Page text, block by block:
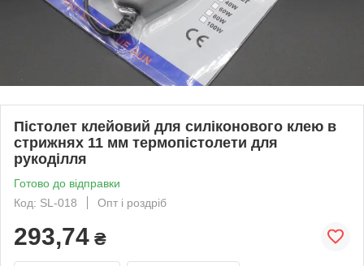
Пістолет клейовий для силіконового клею в
стрижнях 11 мм термопістолети для
рукоділля
Готово до відправки
Код: SL-018
Опт і роздріб
293,74 ₴